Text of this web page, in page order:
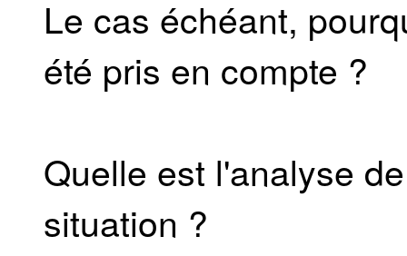
Le cas échéant,
été pris en compte ?
Quelle est l'analyse
situation ?